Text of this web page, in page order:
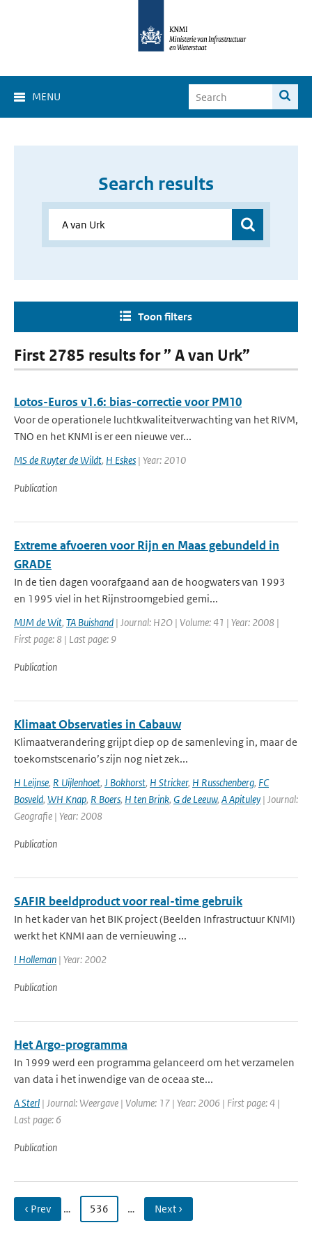
MENU
Search results
Toon filters
First 2785 results for ” A van Urk”
Lotos-Euros v1.6: bias-correctie voor PM10
Voor de operationele luchtkwaliteitverwachting van het RIVM,
TNO en het KNMI is er een nieuwe ver...
MS de Ruyter de Wildt, H Eskes | Year: 2010
Publication
Extreme afvoeren voor Rijn en Maas gebundeld in
GRADE
In de tien dagen voorafgaand aan de hoogwaters van 1993
en 1995 viel in het Rijnstroomgebied gemi...
MJM de Wit, TA Buishand | Journal: H2O | Volume: 41 | Year: 2008 |
First page: 8 | Last page: 9
Publication
Klimaat Observaties in Cabauw
Klimaatverandering grijpt diep op de samenleving in, maar de
toekomstscenario’s zijn nog niet zek...
H Leijnse, R Uijlenhoet, J Bokhorst, H Stricker, H Russchenberg, FC
Bosveld, WH Knap, R Boers, H ten Brink, G de Leeuw, A Apituley | Journal:
Geografie | Year: 2008
Publication
SAFIR beeldproduct voor real-time gebruik
In het kader van het BIK project (Beelden Infrastructuur KNMI)
werkt het KNMI aan de vernieuwing ...
I Holleman | Year: 2002
Publication
Het Argo-programma
In 1999 werd een programma gelanceerd om het verzamelen
van data i het inwendige van de oceaa ste...
A Sterl | Journal: Weergave | Volume: 17 | Year: 2006 | First page: 4 |
Last page: 6
Publication
‹ Prev … 536 … Next ›